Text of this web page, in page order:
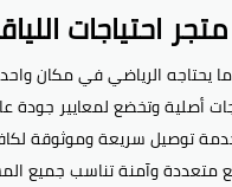
احتياجات
يحتاجه الرياضي في مكان
أصلية وتخضع لمعايير جودة
توصيل سريعة وموثوقة
متعددة وآمنة تناسب جميع